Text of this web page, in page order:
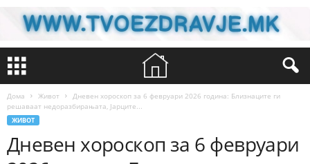
Дома Живот
Дневен хороскоп за 6 февруари 2026 година: Близнаците ги
решаваат недоразбирањата, Јарците...
ЖИВОТ
Дневен хороскоп за 6 февруари